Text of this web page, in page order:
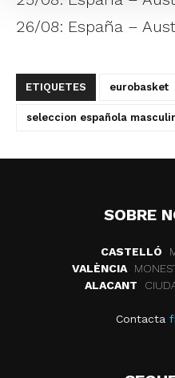
26/08: España –
ETIQUETES eurobasket
seleccion española
SOBRE
CASTELLÓ
VALÈNCIA
ALACANT
Contacta